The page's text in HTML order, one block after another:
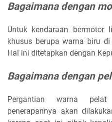
Bagaimana dengan
Untuk kendaraan bermotor
khusus berupa warna biru
Hal ini ditetapkan dengan
Bagaimana dengan
Pergantian warna
penerapannya akan